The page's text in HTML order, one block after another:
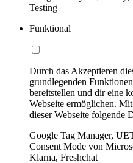
Testing
Funktional
Durch das Akzeptieren
grundlegenden
bereitstellen und dir eine
Webseite ermöglichen.
dieser Webseite folgende
Google Tag Manager,
Consent Mode von
Klarna, Freshchat